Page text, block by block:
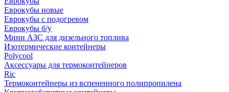
Еврокубы новые
Еврокубы с подогревом
Еврокубы б/у
Мини АЗС для дизельного топлива
Изотермические контейнеры
Polycool
Аксессуары для термоконтейнеров
Ric
Термоконтейнеры из вспененного полипропилена